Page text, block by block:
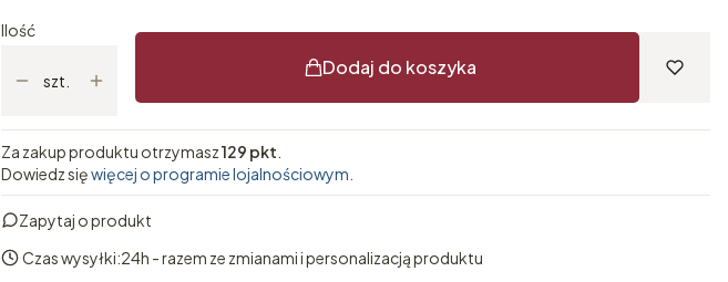
Ilość
szt.
Dodaj do koszyka
Za zakup produktu otrzymasz129 pkt
Dowiedz sięwięcej o programie lojalnościowym.
Zapytaj o produkt
Czas wysyłki:24h - razem ze zmianami i personalizacją produktu